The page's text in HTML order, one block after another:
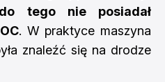
tego nie posiadał
. W praktyce maszyna
znaleźć się na drodze